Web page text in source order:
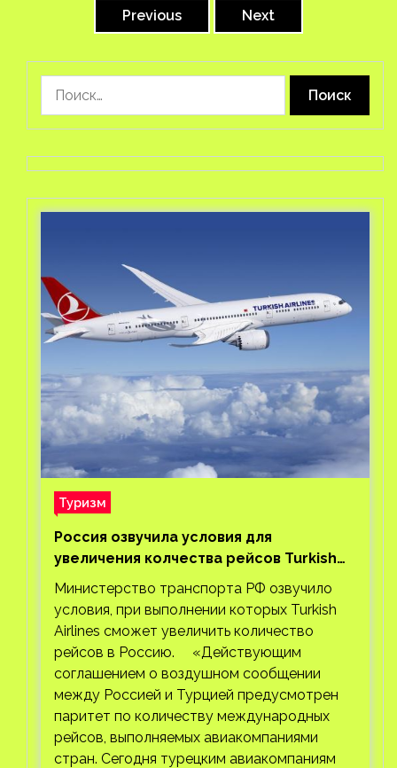
Previous Next
Туризм
Россия озвучила условия для
увеличения колчества рейсов Turkish
Airlines
Министерство транспорта РФ озвучило
условия, при выполнении которых Turkish
Airlines сможет увеличить количество
рейсов в Россию. «Действующим
соглашением о воздушном сообщении
между Россией и Турцией предусмотрен
паритет по количеству международных
рейсов, выполняемых авиакомпаниями
стран. Сегодня турецким авиакомпаниям